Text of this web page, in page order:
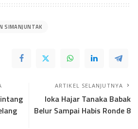
SIMANJUNTAK
ARTIKEL SELANJUTNYA
Ioka Hajar Tanaka Babak
Belur Sampai Habis Ronde 8